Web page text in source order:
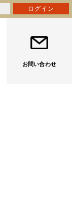
お問い合わせ
ログイン